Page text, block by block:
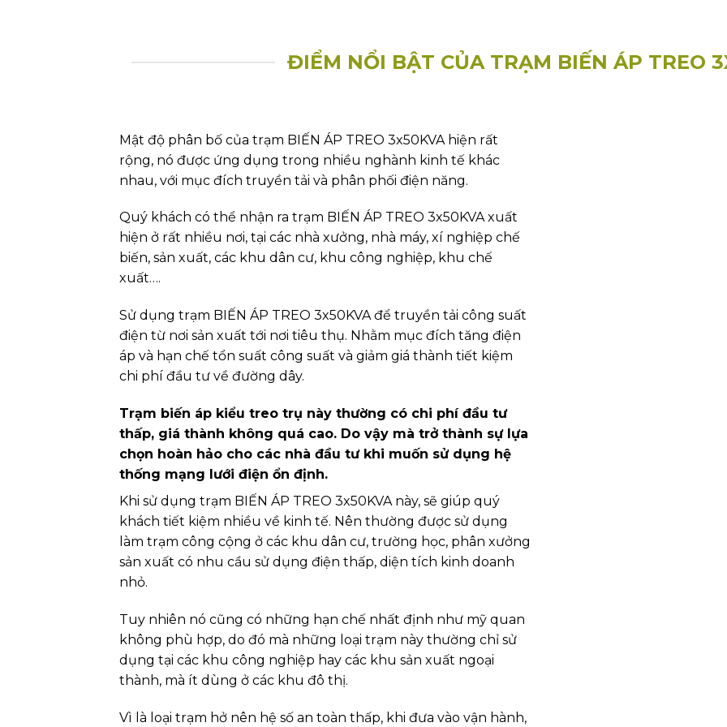
ĐIỂM NỔI BẬT CỦA TRẠM BIẾN ÁP TREO
Mật độ phân bố của trạm BIẾN ÁP TREO 3x50KVA hiện rất
rộng, nó được ứng dụng trong nhiều nghành kinh tế khác
nhau, với mục đích truyền tải và phân phối điện năng.
Quý khách có thể nhận ra trạm BIẾN ÁP TREO 3x50KVA xuất
hiện ở rất nhiều nơi, tại các nhà xưởng, nhà máy, xí nghiệp chế
biến, sản xuất, các khu dân cư, khu công nghiệp, khu chế
xuất….
Sử dụng trạm BIẾN ÁP TREO 3x50KVA để truyền tải công suất
điện từ nơi sản xuất tới nơi tiêu thụ. Nhằm mục đích tăng điện
áp và hạn chế tổn suất công suất và giảm giá thành tiết kiệm
chi phí đầu tư về đường dây.
Trạm biến áp kiểu treo trụ này thường có chi phí đầu tư
thấp, giá thành không quá cao. Do vậy mà trở thành sự lựa
chọn hoàn hảo cho các nhà đầu tư khi muốn sử dụng hệ
thống mạng lưới điện ổn định.
Khi sử dụng trạm BIẾN ÁP TREO 3x50KVA này, sẽ giúp quý
khách tiết kiệm nhiều về kinh tế. Nên thường được sử dụng
làm trạm công cộng ở các khu dân cư, trường học, phân xưởng
sản xuất có nhu cầu sử dụng điện thấp, diện tích kinh doanh
nhỏ.
Tuy nhiên nó cũng có những hạn chế nhất định như mỹ quan
không phù hợp, do đó mà những loại trạm này thường chỉ sử
dụng tại các khu công nghiệp hay các khu sản xuất ngoại
thành, mà ít dùng ở các khu đô thị.
Vì là loại trạm hở nên hệ số an toàn thấp, khi đưa vào vận hành,